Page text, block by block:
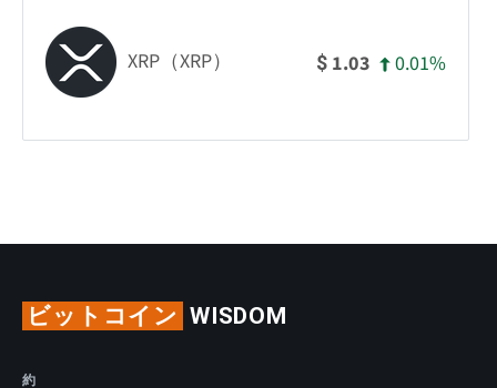
XRP（XRP） $ 1.03 0.01%
ビットコイン WISDOM
約